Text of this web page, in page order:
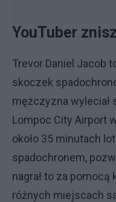
YouTuber
Trevor Daniel Jacob
skoczek
mężczyzna
Lompoc City Airport
około 35 minutach
spadochronem,
nagrał to za
różnych miejscach